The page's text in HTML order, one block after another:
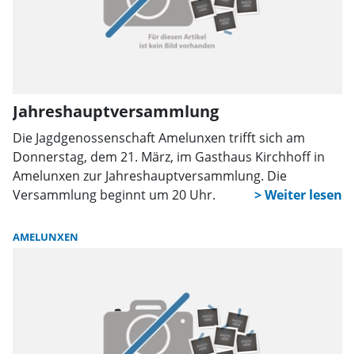
Jahreshauptversammlung
Die Jagdgenossenschaft Amelunxen trifft sich am
Donnerstag, dem 21. März, im Gasthaus Kirchhoff in
Amelunxen zur Jahreshauptversammlung. Die
Versammlung beginnt um 20 Uhr.
AMELUNXEN